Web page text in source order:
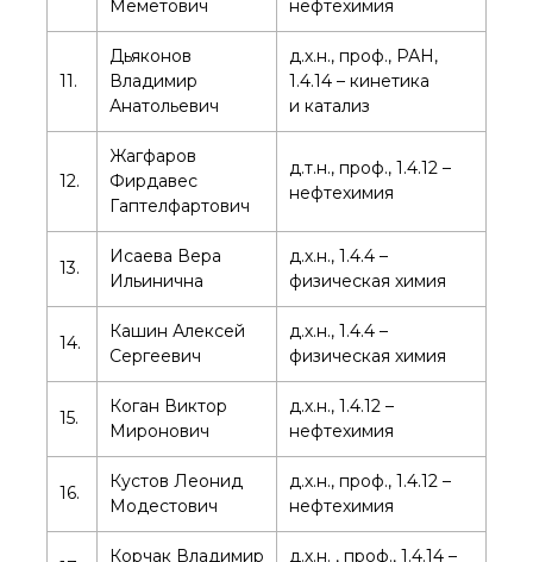
Меметович
нефтехимия
11.
Дьяконов
Владимир
Анатольевич
д.х.н., проф., РАН,
1.4.14 – кинетика
и катализ
12.
Жагфаров
Фирдавес
Гаптелфартович
д.т.н., проф., 1.4.12 –
нефтехимия
13.
Исаева Вера
Ильинична
д.х.н., 1.4.4 –
физическая химия
14.
Кашин Алексей
Сергеевич
д.х.н., 1.4.4 –
физическая химия
15.
Коган Виктор
Миронович
д.х.н., 1.4.12 –
нефтехимия
16.
Кустов Леонид
Модестович
д.х.н., проф., 1.4.12 –
нефтехимия
Корчак Владимир
д.х.н. , проф., 1.4.14 –